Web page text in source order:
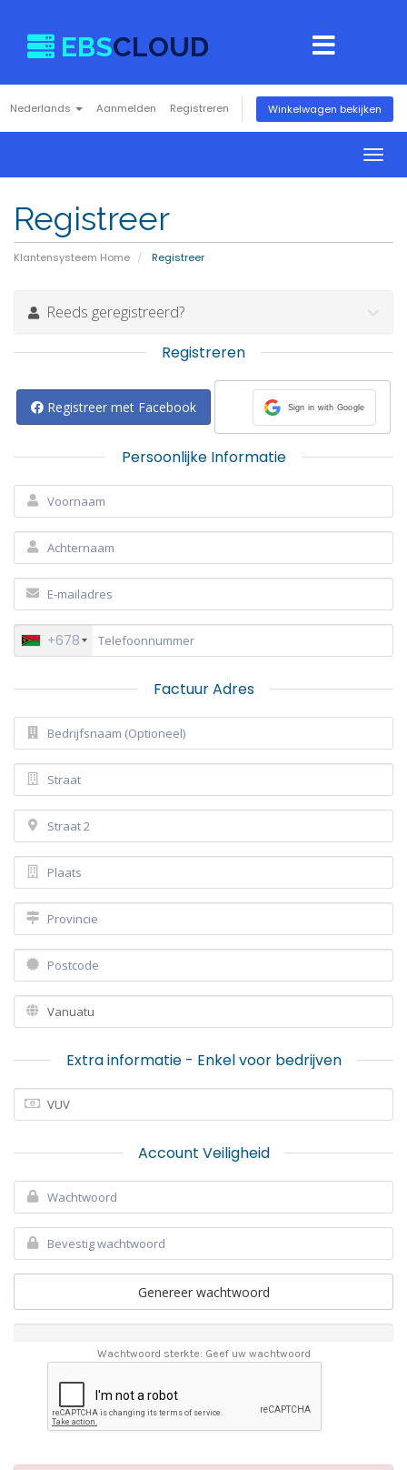
EBSCLOUD
Nederlands Aanmelden Registreren Winkelwagen bekijken
Registreer
Klantensysteem Home Registreer
Reeds geregistreerd?
Registreren
Registreer met Facebook Sign in with Google
Persoonlijke Informatie
+678
Factuur Adres
Extra informatie - Enkel voor bedrijven
Account Veiligheid
Genereer wachtwoord
Wachtwoord sterkte: Geef uw wachtwoord